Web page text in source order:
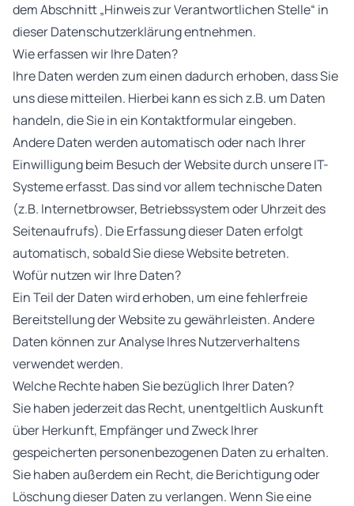
dem Abschnitt „Hinweis zur Verantwortlichen Stelle“ in
dieser Datenschutzerklärung entnehmen.
Wie erfassen wir Ihre Daten?
Ihre Daten werden zum einen dadurch erhoben, dass Sie
uns diese mitteilen. Hierbei kann es sich z.B. um Daten
handeln, die Sie in ein Kontaktformular eingeben.
Andere Daten werden automatisch oder nach Ihrer
Einwilligung beim Besuch der Website durch unsere IT-
Systeme erfasst. Das sind vor allem technische Daten
(z.B. Internetbrowser, Betriebssystem oder Uhrzeit des
Seitenaufrufs). Die Erfassung dieser Daten erfolgt
automatisch, sobald Sie diese Website betreten.
Wofür nutzen wir Ihre Daten?
Ein Teil der Daten wird erhoben, um eine fehlerfreie
Bereitstellung der Website zu gewährleisten. Andere
Daten können zur Analyse Ihres Nutzerverhaltens
verwendet werden.
Welche Rechte haben Sie bezüglich Ihrer Daten?
Sie haben jederzeit das Recht, unentgeltlich Auskunft
über Herkunft, Empfänger und Zweck Ihrer
gespeicherten personenbezogenen Daten zu erhalten.
Sie haben außerdem ein Recht, die Berichtigung oder
Löschung dieser Daten zu verlangen. Wenn Sie eine